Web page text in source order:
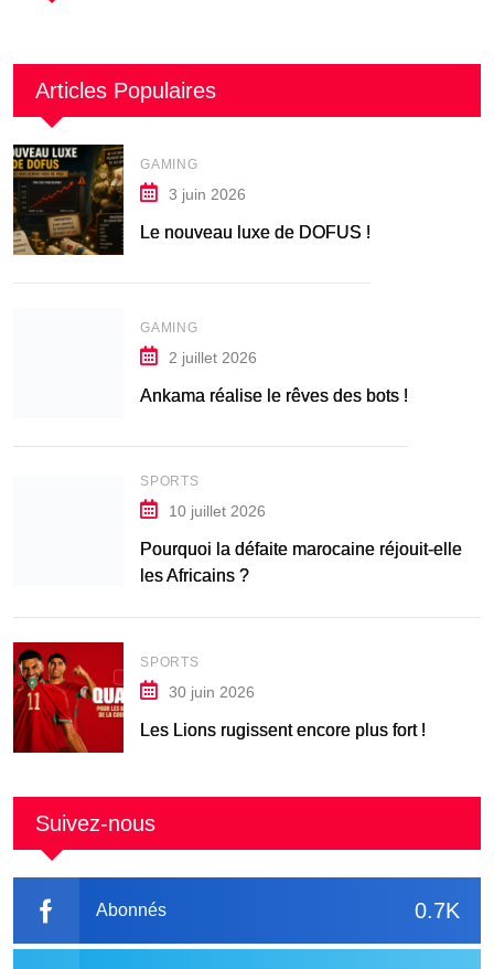
Articles Populaires
GAMING
3 juin 2026
Le nouveau luxe de DOFUS !
GAMING
2 juillet 2026
Ankama réalise le rêves des bots !
SPORTS
10 juillet 2026
Pourquoi la défaite marocaine réjouit-elle
les Africains ?
SPORTS
30 juin 2026
Les Lions rugissent encore plus fort !
Suivez-nous
0.7K
Abonnés